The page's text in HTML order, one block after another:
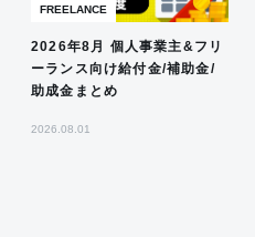
FREELANCE
2026年8月 個人事業主&フリ
ーランス向け給付金/補助金/
助成金まとめ
2026.08.01